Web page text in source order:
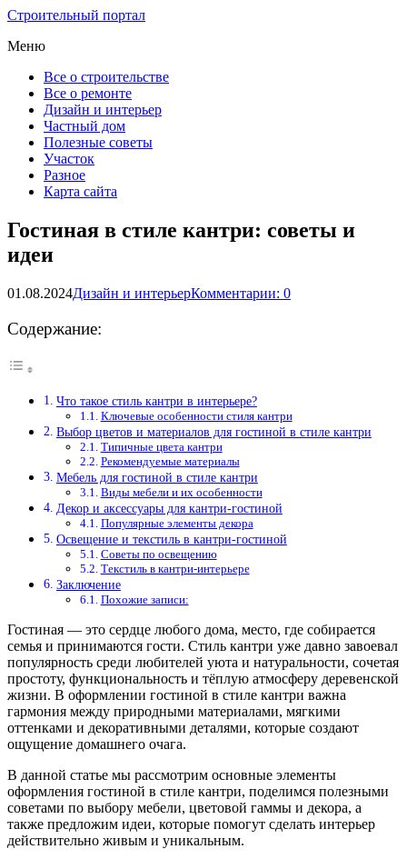
Строительный портал
Меню
Все о строительстве
Все о ремонте
Дизайн и интерьер
Частный дом
Полезные советы
Участок
Разное
Карта сайта
Гостиная в стиле кантри: советы и
идеи
01.08.2024Дизайн и интерьерКомментарии: 0
Содержание:
Что такое стиль кантри в интерьере?
Ключевые особенности стиля кантри
Выбор цветов и материалов для гостиной в стиле кантри
Типичные цвета кантри
Рекомендуемые материалы
Мебель для гостиной в стиле кантри
Виды мебели и их особенности
Декор и аксессуары для кантри-гостиной
Популярные элементы декора
Освещение и текстиль в кантри-гостиной
Советы по освещению
Текстиль в кантри-интерьере
Заключение
Похожие записи:
Гостиная — это сердце любого дома, место, где собирается
семья и принимаются гости. Стиль кантри уже давно завоевал
популярность среди любителей уюта и натуральности, сочетая
простоту, функциональность и тёплую атмосферу деревенской
жизни. В оформлении гостиной в стиле кантри важна
гармония между природными материалами, мягкими
оттенками и декоративными деталями, которые создают
ощущение домашнего очага.
В данной статье мы рассмотрим основные элементы
оформления гостиной в стиле кантри, поделимся полезными
советами по выбору мебели, цветовой гаммы и декора, а
также предложим идеи, которые помогут сделать интерьер
действительно живым и уникальным.